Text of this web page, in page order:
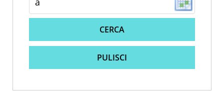
CERCA
PULISCI